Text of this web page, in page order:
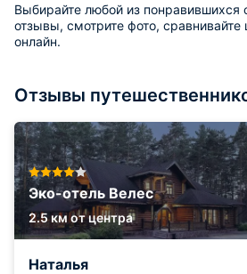
Выбирайте любой из понравившихся
отзывы, смотрите фото,
онлайн.
Отзывы
Эко-отель Велес
2.5 км от центра
Наталья